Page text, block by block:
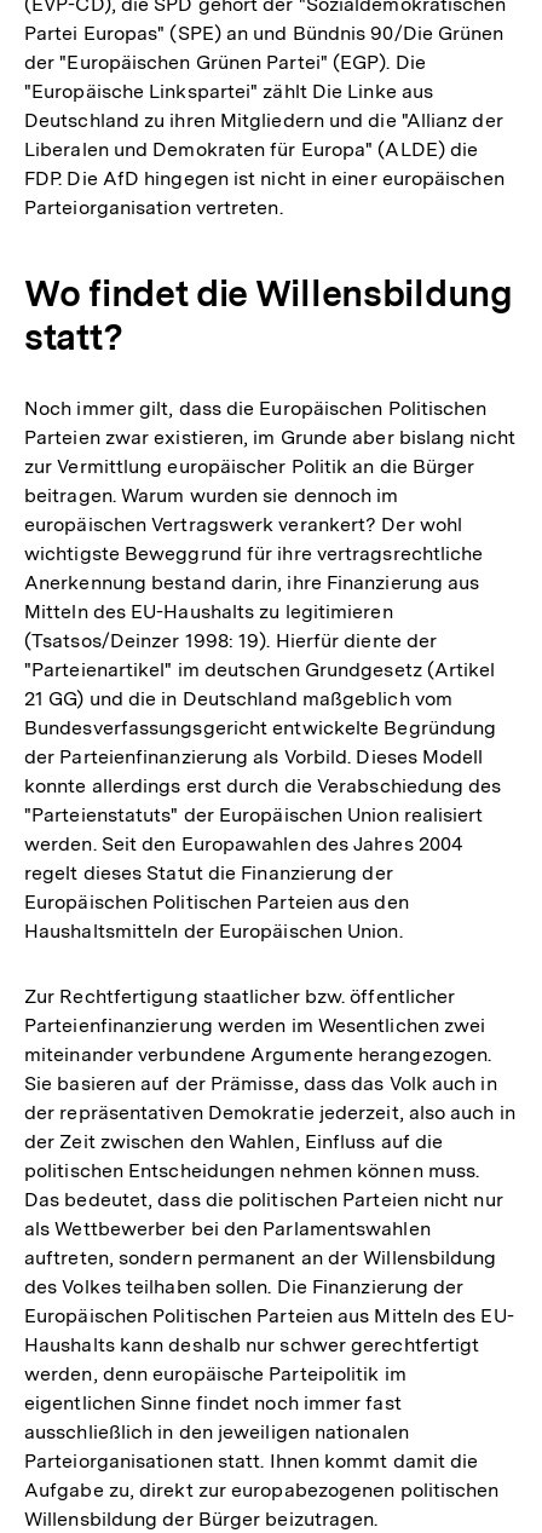
(EVP-CD), die SPD gehört der "Sozialdemokratischen
Partei Europas" (SPE) an und Bündnis 90/Die Grünen
der "Europäischen Grünen Partei" (EGP). Die
"Europäische Linkspartei" zählt Die Linke aus
Deutschland zu ihren Mitgliedern und die "Allianz der
Liberalen und Demokraten für Europa" (ALDE) die
FDP. Die AfD hingegen ist nicht in einer europäischen
Parteiorganisation vertreten.
Wo findet die Willensbildung
statt?
Noch immer gilt, dass die Europäischen Politischen
Parteien zwar existieren, im Grunde aber bislang nicht
zur Vermittlung europäischer Politik an die Bürger
beitragen. Warum wurden sie dennoch im
europäischen Vertragswerk verankert? Der wohl
wichtigste Beweggrund für ihre vertragsrechtliche
Anerkennung bestand darin, ihre Finanzierung aus
Mitteln des EU-Haushalts zu legitimieren
(Tsatsos/Deinzer 1998: 19). Hierfür diente der
"Parteienartikel" im deutschen Grundgesetz (Artikel
21 GG) und die in Deutschland maßgeblich vom
Bundesverfassungsgericht entwickelte Begründung
der Parteienfinanzierung als Vorbild. Dieses Modell
konnte allerdings erst durch die Verabschiedung des
"Parteienstatuts" der Europäischen Union realisiert
werden. Seit den Europawahlen des Jahres 2004
regelt dieses Statut die Finanzierung der
Europäischen Politischen Parteien aus den
Haushaltsmitteln der Europäischen Union.
Zur Rechtfertigung staatlicher bzw. öffentlicher
Parteienfinanzierung werden im Wesentlichen zwei
miteinander verbundene Argumente herangezogen.
Sie basieren auf der Prämisse, dass das Volk auch in
der repräsentativen Demokratie jederzeit, also auch in
der Zeit zwischen den Wahlen, Einfluss auf die
politischen Entscheidungen nehmen können muss.
Das bedeutet, dass die politischen Parteien nicht nur
als Wettbewerber bei den Parlamentswahlen
auftreten, sondern permanent an der Willensbildung
des Volkes teilhaben sollen. Die Finanzierung der
Europäischen Politischen Parteien aus Mitteln des EU-
Haushalts kann deshalb nur schwer gerechtfertigt
werden, denn europäische Parteipolitik im
eigentlichen Sinne findet noch immer fast
ausschließlich in den jeweiligen nationalen
Parteiorganisationen statt. Ihnen kommt damit die
Aufgabe zu, direkt zur europabezogenen politischen
Willensbildung der Bürger beizutragen.